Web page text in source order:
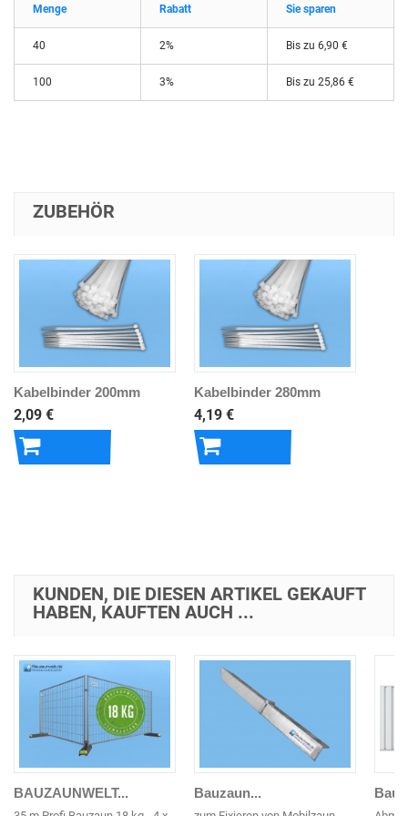
Menge Rabatt Sie sparen
40 2% Bis zu 6,90 €
100 3% Bis zu 25,86 €
ZUBEHÖR
Kabelbinder 200mm
2,09 €
Kabelbinder 280mm
4,19 €
KUNDEN, DIE DIESEN ARTIKEL GEKAUFT
HABEN, KAUFTEN AUCH ...
BAUZAUNWELT... Bauzaun...